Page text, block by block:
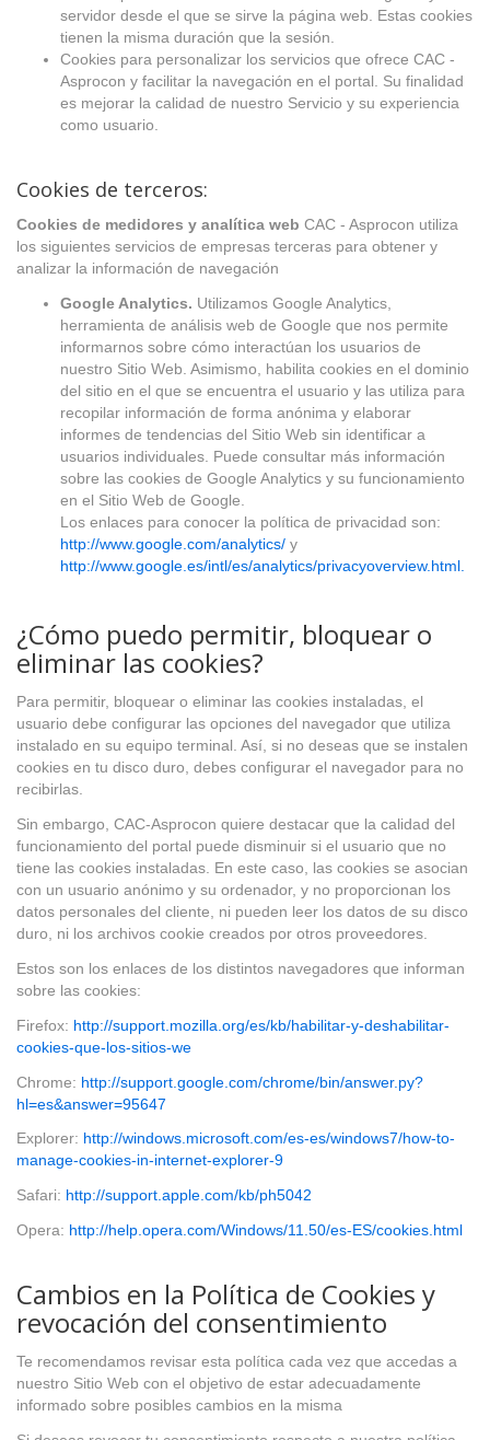
servidor desde el que se sirve la página web. Estas cookies
tienen la misma duración que la sesión.
Cookies para personalizar los servicios que ofrece CAC -
Asprocon y facilitar la navegación en el portal. Su finalidad
es mejorar la calidad de nuestro Servicio y su experiencia
como usuario.
Cookies de terceros:
Cookies de medidores y analítica web CAC - Asprocon utiliza
los siguientes servicios de empresas terceras para obtener y
analizar la información de navegación
Google Analytics. Utilizamos Google Analytics,
herramienta de análisis web de Google que nos permite
informarnos sobre cómo interactúan los usuarios de
nuestro Sitio Web. Asimismo, habilita cookies en el dominio
del sitio en el que se encuentra el usuario y las utiliza para
recopilar información de forma anónima y elaborar
informes de tendencias del Sitio Web sin identificar a
usuarios individuales. Puede consultar más información
sobre las cookies de Google Analytics y su funcionamiento
en el Sitio Web de Google.
Los enlaces para conocer la política de privacidad son:
http://www.google.com/analytics/ y
http://www.google.es/intl/es/analytics/privacyoverview.html.
¿Cómo puedo permitir, bloquear o
eliminar las cookies?
Para permitir, bloquear o eliminar las cookies instaladas, el
usuario debe configurar las opciones del navegador que utiliza
instalado en su equipo terminal. Así, si no deseas que se instalen
cookies en tu disco duro, debes configurar el navegador para no
recibirlas.
Sin embargo, CAC-Asprocon quiere destacar que la calidad del
funcionamiento del portal puede disminuir si el usuario que no
tiene las cookies instaladas. En este caso, las cookies se asocian
con un usuario anónimo y su ordenador, y no proporcionan los
datos personales del cliente, ni pueden leer los datos de su disco
duro, ni los archivos cookie creados por otros proveedores.
Estos son los enlaces de los distintos navegadores que informan
sobre las cookies:
Firefox: http://support.mozilla.org/es/kb/habilitar-y-deshabilitar-
cookies-que-los-sitios-we
Chrome: http://support.google.com/chrome/bin/answer.py?
hl=es&answer=95647
Explorer: http://windows.microsoft.com/es-es/windows7/how-to-
manage-cookies-in-internet-explorer-9
Safari: http://support.apple.com/kb/ph5042
Opera: http://help.opera.com/Windows/11.50/es-ES/cookies.html
Cambios en la Política de Cookies y
revocación del consentimiento
Te recomendamos revisar esta política cada vez que accedas a
nuestro Sitio Web con el objetivo de estar adecuadamente
informado sobre posibles cambios en la misma